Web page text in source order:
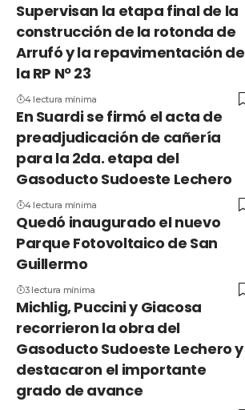
Supervisan la etapa final de la
construcción de la rotonda de
Arrufó y la repavimentación de
la RP Nº 23
4 lectura mínima
En Suardi se firmó el acta de
preadjudicación de cañería
para la 2da. etapa del
Gasoducto Sudoeste Lechero
4 lectura mínima
Quedó inaugurado el nuevo
Parque Fotovoltaico de San
Guillermo
3 lectura mínima
Michlig, Puccini y Giacosa
recorrieron la obra del
Gasoducto Sudoeste Lechero y
destacaron el importante
grado de avance